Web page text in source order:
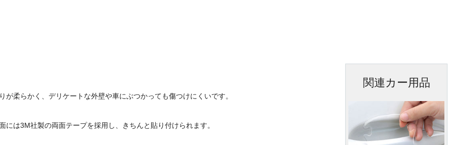
柔らかく、デリケートな外壁や車にぶつかっても傷つけにくいです。
には3M社製の両面テープを採用し、きちんと貼り付けられます。
関連カー用品